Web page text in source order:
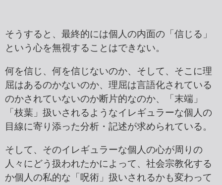
そうすると、最終的には個人の内面の「信じる」
という心を無視することはできない。
何を信じ、何を信じないのか、そして、そこに理
屈はあるのかないのか、理屈は言語化されている
のかされていないのか断片的なのか、「末端」
「枝葉」扱いされるようなイレギュラーな個人の
目線に寄り添った分析・記述が求められている。
そして、そのイレギュラーな個人の心が周りの
人々にどう扱われたかによって、社会宗教化する
か個人の私的な「呪術」扱いされるかも変わって